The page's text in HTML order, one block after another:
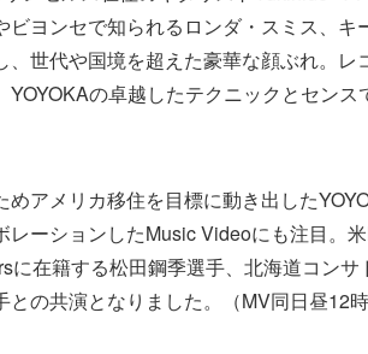
ビヨンセで知られるロンダ・スミス、
世代や国境を超えた豪華な顔ぶれ。レ
の卓越したテクニックとセン
アメリカ移住を目標に動き出した
ーションしたMusic Videoにも注目。
在籍する松田鋼季選手、北海道コン
の共演となりました。（MV同日昼12時